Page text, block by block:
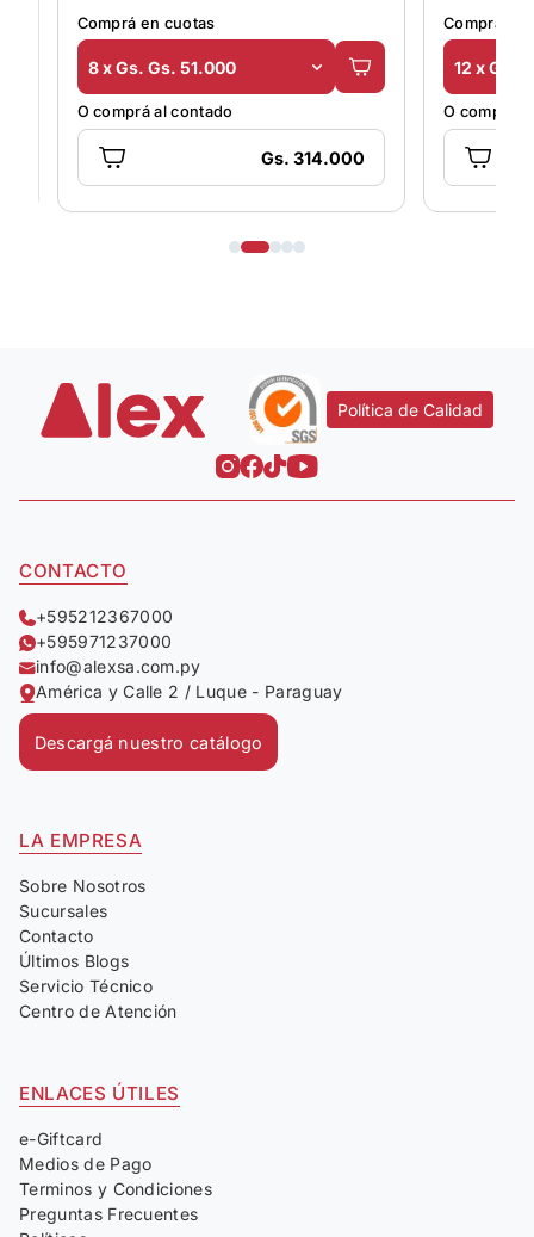
Comprá en cuotas
12 x Gs. Gs. 51.000
O comprá al contado
Gs. 421.000
5 x
O
Política de Calidad
CONTACTO
+595212367000
+595971237000
info@alexsa.com.py
América y Calle 2 / Luque - Paraguay
Descargá nuestro catálogo
LA EMPRESA
Sobre Nosotros
Sucursales
Contacto
Últimos Blogs
Servicio Técnico
Centro de Atención
ENLACES ÚTILES
e-Giftcard
Medios de Pago
Terminos y Condiciones
Preguntas Frecuentes